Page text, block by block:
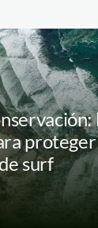
proteger
surf